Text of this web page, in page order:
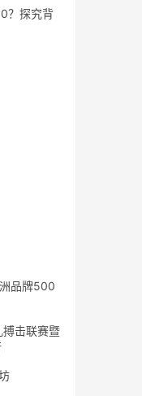
？探究背
品牌500
搏击联赛暨